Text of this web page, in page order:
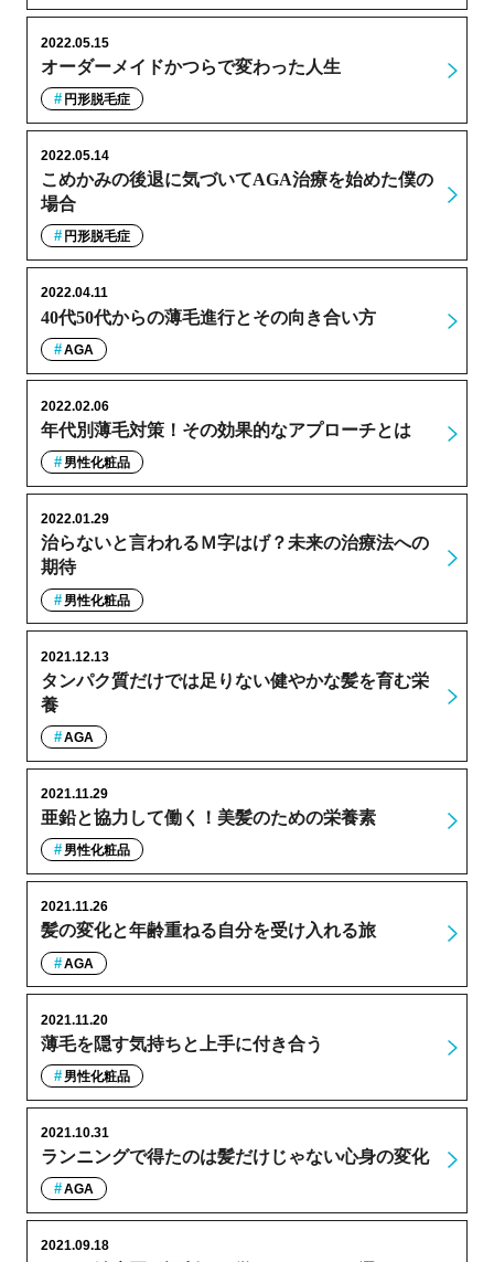
オーダーメイドかつらで変わった人生
2022.05.15
円形脱毛症
こめかみの後退に気づいてAGA治療を始めた僕の
場合
2022.05.14
円形脱毛症
40代50代からの薄毛進行とその向き合い方
2022.04.11
AGA
年代別薄毛対策！その効果的なアプローチとは
2022.02.06
男性化粧品
治らないと言われるＭ字はげ？未来の治療法への
期待
2022.01.29
男性化粧品
タンパク質だけでは足りない健やかな髪を育む栄
養
2021.12.13
AGA
亜鉛と協力して働く！美髪のための栄養素
2021.11.29
男性化粧品
髪の変化と年齢重ねる自分を受け入れる旅
2021.11.26
AGA
薄毛を隠す気持ちと上手に付き合う
2021.11.20
男性化粧品
ランニングで得たのは髪だけじゃない心身の変化
2021.10.31
AGA
2021.09.18